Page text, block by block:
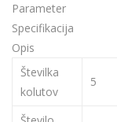
Parameter
Specifikacija
Opis
Številka
kolutov
5